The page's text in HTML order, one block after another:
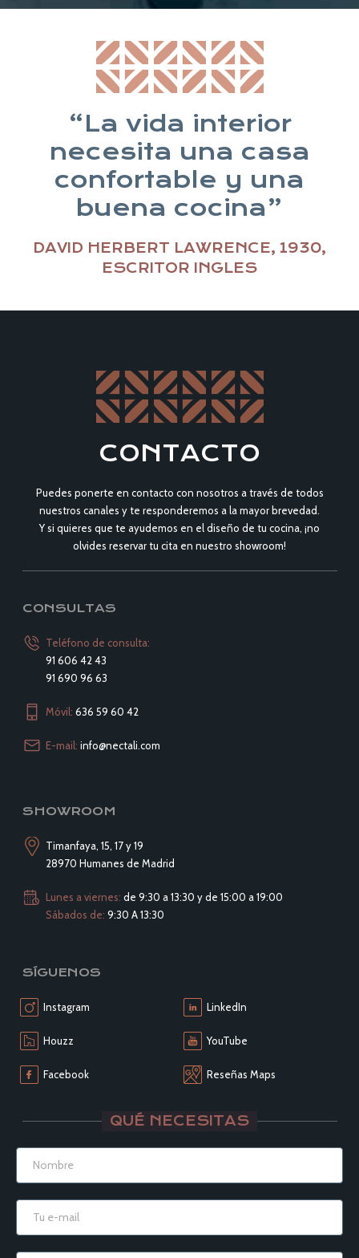
“La vida interior
necesita una casa
confortable y una
buena cocina”
DAVID HERBERT LAWRENCE, 1930,
ESCRITOR INGLES
CONTACTO
Puedes ponerte en contacto con nosotros a través de todos
nuestros canales y te responderemos a la mayor brevedad.
Y si quieres que te ayudemos en el diseño de tu cocina, ¡no
olvides reservar tu cita en nuestro showroom!
CONSULTAS
Teléfono de consulta:
91 606 42 43
91 690 96 63
Móvil: 636 59 60 42
E-mail: info@nectali.com
SHOWROOM
Timanfaya, 15, 17 y 19
28970 Humanes de Madrid
Lunes a viernes: de 9:30 a 13:30 y de 15:00 a 19:00
Sábados de: 9:30 A 13:30
SÍGUENOS
Instagram
Houzz
Facebook
LinkedIn
YouTube
Reseñas Maps
QUÉ NECESITAS